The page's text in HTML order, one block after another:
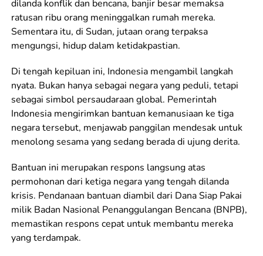
dilanda konflik dan bencana, banjir besar memaksa
ratusan ribu orang meninggalkan rumah mereka.
Sementara itu, di Sudan, jutaan orang terpaksa
mengungsi, hidup dalam ketidakpastian.
Di tengah kepiluan ini, Indonesia mengambil langkah
nyata. Bukan hanya sebagai negara yang peduli, tetapi
sebagai simbol persaudaraan global. Pemerintah
Indonesia mengirimkan bantuan kemanusiaan ke tiga
negara tersebut, menjawab panggilan mendesak untuk
menolong sesama yang sedang berada di ujung derita.
Bantuan ini merupakan respons langsung atas
permohonan dari ketiga negara yang tengah dilanda
krisis. Pendanaan bantuan diambil dari Dana Siap Pakai
milik Badan Nasional Penanggulangan Bencana (BNPB),
memastikan respons cepat untuk membantu mereka
yang terdampak.